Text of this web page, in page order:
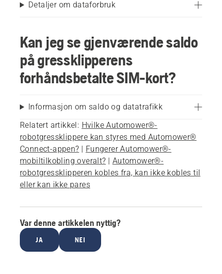
Detaljer om dataforbruk
Kan jeg se gjenværende saldo
på gressklipperens
forhåndsbetalte SIM-kort?
Informasjon om saldo og datatrafikk
Relatert artikkel: Hvilke Automower®-
robotgressklippere kan styres med Automower®
Connect-appen? | Fungerer Automower®-
mobiltilkobling overalt? | Automower®-
robotgressklipperen kobles fra, kan ikke kobles til
eller kan ikke pares
Var denne artikkelen nyttig?
JA NEI